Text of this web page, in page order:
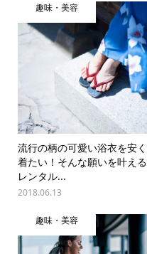
趣味・美容
流行の柄の可愛い浴衣を安く
着たい！そんな願いを叶える
レンタル...
2018.06.13
趣味・美容